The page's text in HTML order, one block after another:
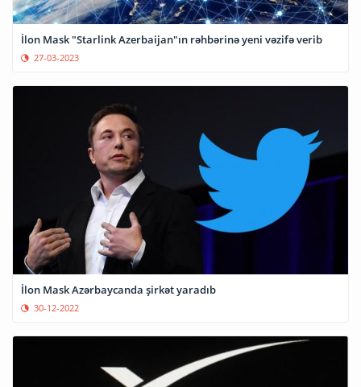
İlon Mask "Starlink Azerbaijan"ın rəhbərinə yeni vəzifə verib
27-03-2023
İlon Mask Azərbaycanda şirkət yaradıb
30-12-2022